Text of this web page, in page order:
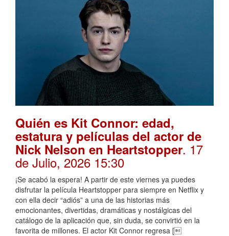
Quién es Kit Connor: edad,
estatura y películas del actor de
Nick Nelson en Heartstopper. 17
de Julio, 2026 15:30
¡Se acabó la espera! A partir de este viernes ya puedes
disfrutar la película Heartstopper para siempre en Netflix y
con ella decir “adiós” a una de las historias más
emocionantes, divertidas, dramáticas y nostálgicas del
catálogo de la aplicación que, sin duda, se convirtió en la
favorita de millones. El actor Kit Connor regresa [